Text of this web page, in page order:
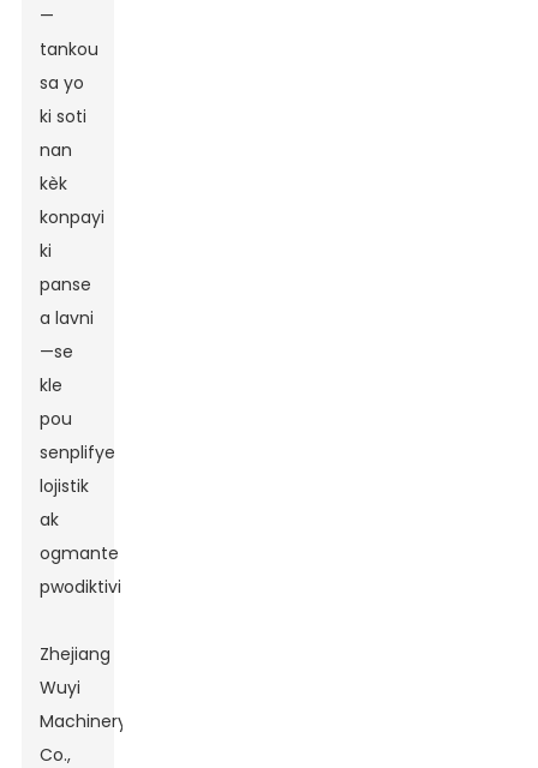
—
tankou
sa yo
ki soti
nan
kèk
konpayi
ki
panse
a lavni
—se
kle
pou
senplifye
lojistik
ak
ogmante
pwodiktivite.
Zhejiang
Wuyi
Machinery
Co.,